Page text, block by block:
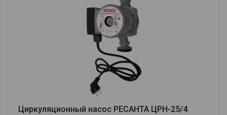
Циркуляционный насос РЕСАНТА ЦРН-25/4